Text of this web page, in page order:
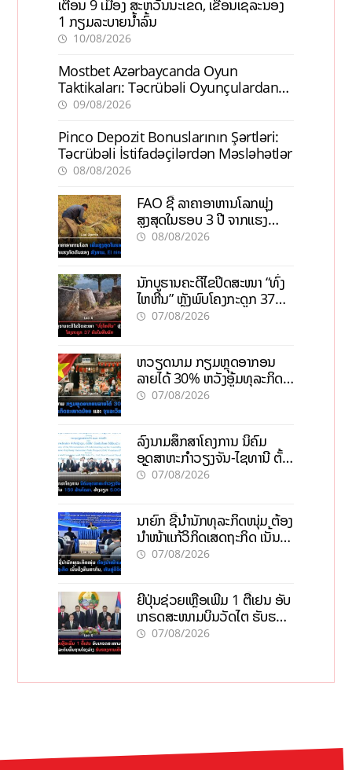
ເຕືອນ 9 ເມືອງ ສະຫວັນນະເຂດ, ເຂື່ອນເຊລະນອງ
1 ກຽມລະບາຍນ້ຳລົ້ນ
10/08/2026
Mostbet Azərbaycanda Oyun
Taktikaları: Təcrübəli Oyunçulardan
İpuçları
09/08/2026
Pinco Depozit Bonuslarının Şərtləri:
Təcrübəli İstifadəçilərdən Məsləhətlər
08/08/2026
FAO ຊີ້ ລາຄາອາຫານໂລກພຸ່ງ
ສູງສຸດໃນຮອບ 3 ປີ ຈາກແຮງ
ກົດດັນຂອງສົງຄາມ, El nino
08/08/2026
ນັກບູຮານຄະດີໄຂປິດສະໜາ “ທົ່ງ
ໄຫຫີນ” ຫຼັງພົບໂຄງກະດູກ 37
ຄົນໃນຫີນຍັກ
07/08/2026
ຫວຽດນາມ ກຽມຫຼຸດອາກອນ
ລາຍໄດ້ 30% ຫວັງອູ້ມທຸລະກິດ
ຂະໜາດນ້ອຍ ແລະ ຈຸນລະ
07/08/2026
ລົງນາມສຶກສາໂຄງການ ນິຄົມ
ອຸດສາຫະກຳວຽງຈັນ-ໄຊທານີ ຕັ້ງ
ເປົ້າດຶງທຶນ 150 ລ້ານໂດລາ, ສ້າງ
07/08/2026
ນາຍົກ ຊີ້ນຳນັກທຸລະກິດໜຸ່ມ ຕ້ອງ
ນຳໜ້າແກ້ວິກິດເສດຖະກິດ ເນັ້ນດຶງ
ທຶນສາກົນ, ຫັນສູ່ດິຈິຕອນ
07/08/2026
ຍີ່ປຸ່ນຊ່ວຍເຫຼືອເພີ່ມ 1 ຕື້ເຢນ ອັບ
ເກຣດສະໜາມບິນວັດໄຕ ຮັບຮອງ
ການເຕີບໂຕ
07/08/2026